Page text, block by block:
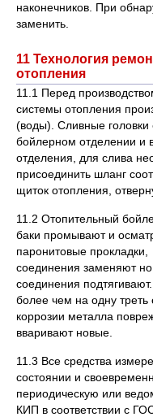
наконечников. При
заменить.
11 Технология
отопления
11.1 Перед
системы отопления
(воды). Сливные головки
бойлерном отделении и
отделения, для слива
присоединить шланг
щиток отопления,
11.2 Отопительный
баки промывают и
паронитовые
соединения заменяют
соединения
более чем на одну
коррозии металла
вваривают новые.
11.3 Все средства
состоянии и
периодическую или
КИП в соответствии с